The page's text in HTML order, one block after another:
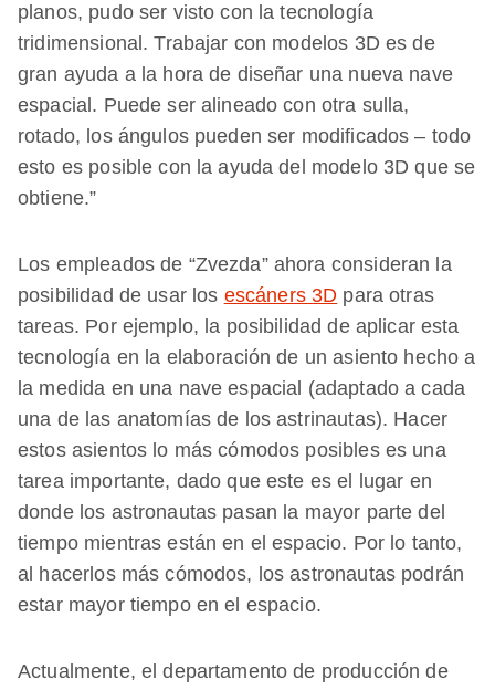
planos, pudo ser visto con la tecnología
tridimensional. Trabajar con modelos 3D es de
gran ayuda a la hora de diseñar una nueva nave
espacial. Puede ser alineado con otra sulla,
rotado, los ángulos pueden ser modificados – todo
esto es posible con la ayuda del modelo 3D que se
obtiene.”
Los empleados de “Zvezda” ahora consideran la
posibilidad de usar los escáners 3D para otras
tareas. Por ejemplo, la posibilidad de aplicar esta
tecnología en la elaboración de un asiento hecho a
la medida en una nave espacial (adaptado a cada
una de las anatomías de los astrinautas). Hacer
estos asientos lo más cómodos posibles es una
tarea importante, dado que este es el lugar en
donde los astronautas pasan la mayor parte del
tiempo mientras están en el espacio. Por lo tanto,
al hacerlos más cómodos, los astronautas podrán
estar mayor tiempo en el espacio.
Actualmente, el departamento de producción de